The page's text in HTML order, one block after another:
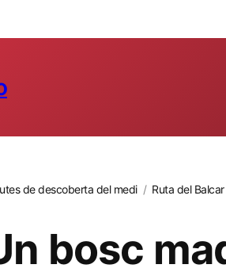
de descoberta del medi / Ruta del Balcar
bosc